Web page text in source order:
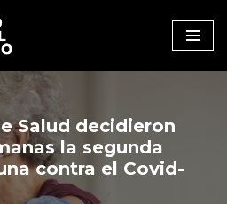
Salud decidieron
la segunda
contra el Covid-